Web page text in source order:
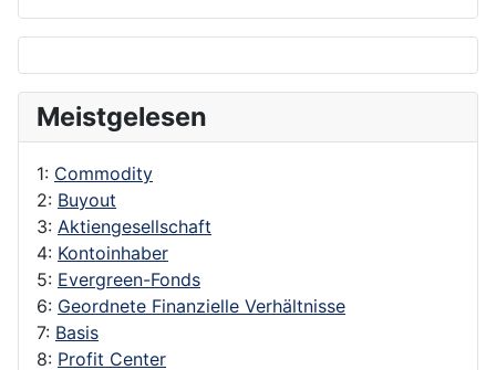
Meistgelesen
1: Commodity
2: Buyout
3: Aktiengesellschaft
4: Kontoinhaber
5: Evergreen-Fonds
6: Geordnete Finanzielle Verhältnisse
7: Basis
8: Profit Center